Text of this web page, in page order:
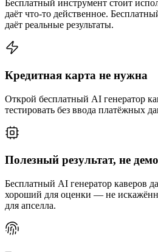
Бесплатный инструмент стоит
даёт что-то действенное.
даёт реальные результаты.
Кредитная карта не нужна
Открой бесплатный AI генератор
тестировать без ввода платёжных
Полезный результат, не демо
Бесплатный AI генератор каверов
хороший для оценки — не
для апселла.